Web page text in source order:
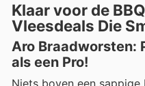
Klaar voor de
Vleesdeals Die
Aro Braadworsten:
als een Pro!